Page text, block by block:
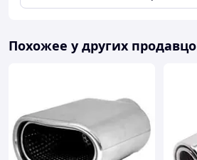
Похожее у других